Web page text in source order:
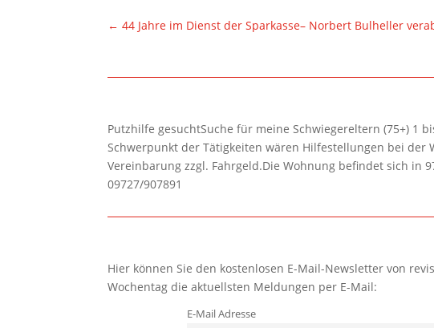
←44 Jahre im Dienst der Sparkasse– Norbert Bulheller
Putzhilfe gesuchtSuche für meine Schwiegereltern (75+) 1
Schwerpunkt der Tätigkeiten wären Hilfestellungen bei der
Vereinbarung zzgl. Fahrgeld.Die Wohnung befindet sich in
09727/907891
Hier können Sie den kostenlosen E-Mail-Newsletter von
Wochentag die aktuellsten Meldungen per E-Mail:
E-Mail Adresse